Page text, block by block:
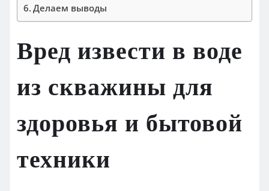
Делаем выводы
Вред извести в воде
из скважины для
здоровья и бытовой
техники